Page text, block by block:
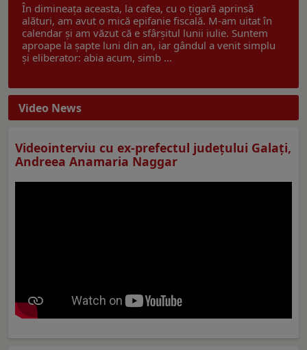
În dimineața aceasta, la cafea, cu o țigară aprinsă
alături, am avut o mică epifanie fiscală. M-am uitat în
calendar și am văzut că e sfârșitul lunii iulie. Suntem
aproape la șapte luni din an, iar gândul a venit simplu
și eliberator: abia acum, simb ...
Video News
Videointerviu cu ex-prefectul judeţului Galaţi,
Andreea Anamaria Naggar